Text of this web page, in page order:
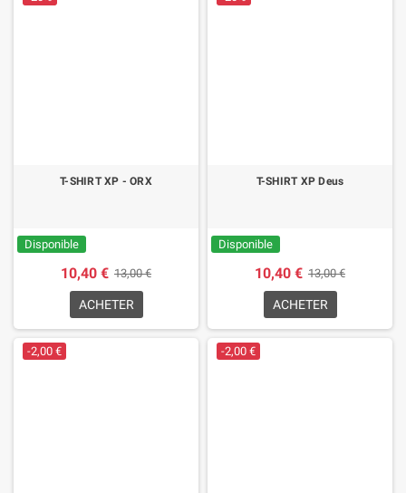
T-SHIRT XP - ORX
Disponible
10,40 € 13,00 €
ACHETER
T-SHIRT XP Deus
Disponible
10,40 € 13,00 €
ACHETER
-2,00 € -2,00 €